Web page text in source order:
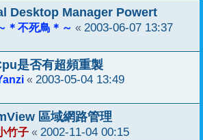
Desktop Manager Powert
＊不死鳥＊～ « 2003-06-07 13:37
是否有超頻重製
« 2003-05-04 13:49
區域網路管理
竹子 « 2002-11-04 00:15